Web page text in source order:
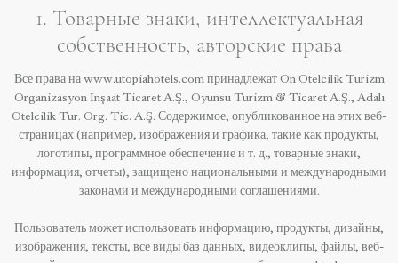
1. Товарные знаки, интеллектуальная
собственность, авторские права
Все права на www.utopiahotels.com принадлежат On Otelcilik Turizm
Organizasyon İnşaat Ticaret A.Ş., Oyunsu Turizm & Ticaret A.Ş., Adalı
Otelcilik Tur. Org. Tic. A.Ş. Содержимое, опубликованное на этих веб-
страницах (например, изображения и графика, такие как продукты,
логотипы, программное обеспечение и т. д., товарные знаки,
информация, отчеты), защищено национальными и международными
законами и международными соглашениями.
Пользователь может использовать информацию, продукты, дизайны,
изображения, тексты, все виды баз данных, видеоклипы, файлы, веб-